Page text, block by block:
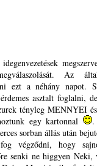
Az
ezt a néhány napot.
asztalt foglalni,
tényleg MENNYEI
egy kartonnal
.
sorban állás után
végződni, hogy
senki ne higgyen Neki,